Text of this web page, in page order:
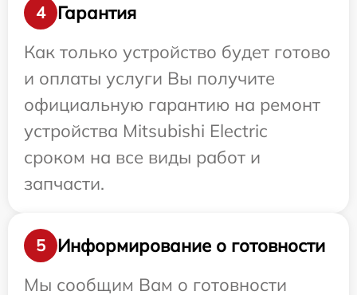
4
Гарантия
Как только устройство будет готово
и оплаты услуги Вы получите
официальную гарантию на ремонт
устройства Mitsubishi Electric
сроком на все виды работ и
запчасти.
5
Информирование о готовности
Мы сообщим Вам о готовности